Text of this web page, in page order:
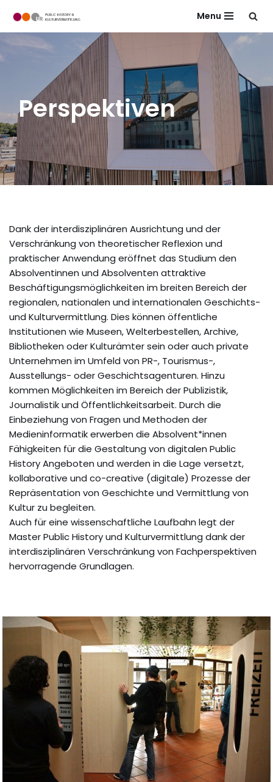
Zum
Inhalt
Menu
Perspektiven
Dank der interdisziplinären Ausrichtung und der
Verschränkung von theoretischer Reflexion und
praktischer Anwendung eröffnet das Studium den
Absolventinnen und Absolventen attraktive
Beschäftigungsmöglichkeiten im breiten Bereich der
regionalen, nationalen und internationalen Geschichts-
und Kulturvermittlung. Dies können öffentliche
Institutionen wie Museen, Welterbestellen, Archive,
Bibliotheken oder Kulturämter sein oder auch private
Unternehmen im Umfeld von PR-, Tourismus-,
Ausstellungs- oder Geschichtsagenturen. Hinzu
kommen Möglichkeiten im Bereich der Publizistik,
Journalistik und Öffentlichkeitsarbeit. Durch die
Einbeziehung von Fragen und Methoden der
Medieninformatik erwerben die Absolvent*innen
Fähigkeiten für die Gestaltung von digitalen Public
History Angeboten und werden in die Lage versetzt,
kollaborative und co-creative (digitale) Prozesse der
Repräsentation von Geschichte und Vermittlung von
Kultur zu begleiten.
Auch für eine wissenschaftliche Laufbahn legt der
Master Public History und Kulturvermittlung dank der
interdisziplinären Verschränkung von Fachperspektiven
hervorragende Grundlagen.